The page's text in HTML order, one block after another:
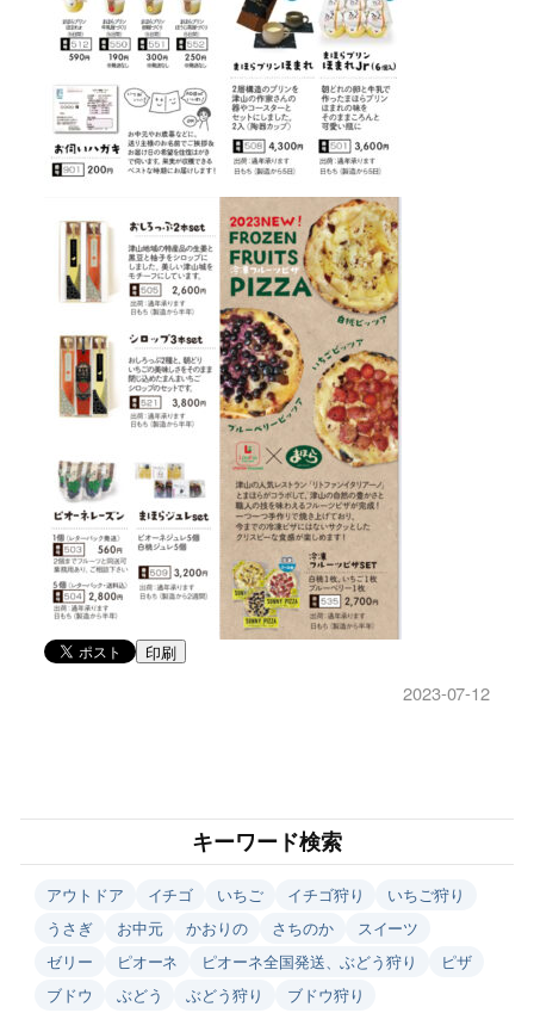
印刷
2023-07-12
キーワード検索
アウトドア イチゴ いちご イチゴ狩り
いちご狩り
うさぎ
お中元 かおりの さちのか
スイーツ
ゼリー
ピオーネ ピオーネ全国発送、ぶどう狩り
ピザ
ブドウ
ぶどう ぶどう狩り ブドウ狩り